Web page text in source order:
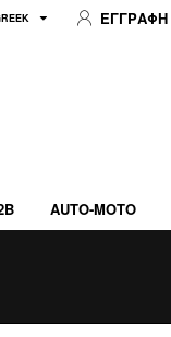
ΕΓΓΡΑΦΗ
AUTO-MOTO